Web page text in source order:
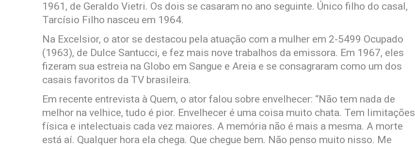
1961, de Geraldo Vietri. Os dois se casaram no ano seguinte. Único filho do casal,
Tarcísio Filho nasceu em 1964.
Na Excelsior, o ator se destacou pela atuação com a mulher em 2-5499 Ocupado
(1963), de Dulce Santucci, e fez mais nove trabalhos da emissora. Em 1967, eles
fizeram sua estreia na Globo em Sangue e Areia e se consagraram como um dos
casais favoritos da TV brasileira.
Em recente entrevista à Quem, o ator falou sobre envelhecer: “Não tem nada de
melhor na velhice, tudo é pior. Envelhecer é uma coisa muito chata. Tem limitações
física e intelectuais cada vez maiores. A memória não é mais a mesma. A morte
está aí. Qualquer hora ela chega. Que chegue bem. Não penso muito nisso. Me